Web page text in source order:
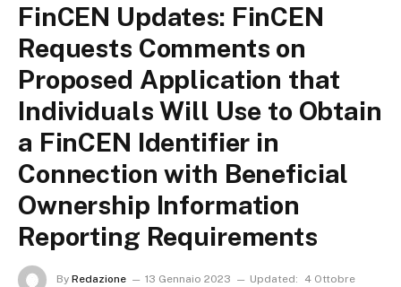
FinCEN Updates: FinCEN
Requests Comments on
Proposed Application that
Individuals Will Use to Obtain
a FinCEN Identifier in
Connection with Beneficial
Ownership Information
Reporting Requirements
By Redazione 13 Gennaio 2023 Updated:
4 Ottobre